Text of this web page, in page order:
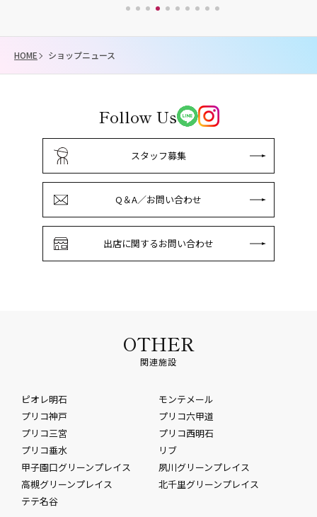
HOME ショップニュース
Follow Us
スタッフ募集
Q＆A／お問い合わせ
出店に関するお問い合わせ
OTHER
関連施設
ピオレ明石
モンテメール
プリコ神戸
プリコ六甲道
プリコ三宮
プリコ西明石
プリコ垂水
リブ
甲子園口グリーンプレイス
夙川グリーンプレイス
高槻グリーンプレイス
北千里グリーンプレイス
テテ名谷